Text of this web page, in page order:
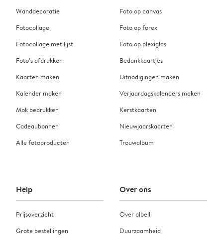
Wanddecoratie
Fotocollage
Fotocollage met lijst
Foto’s afdrukken
Kaarten maken
Kalender maken
Mok bedrukken
Cadeaubonnen
Alle fotoproducten
Foto op canvas
Foto op forex
Foto op plexiglas
Bedankkaartjes
Uitnodigingen maken
Verjaardagskalenders maken
Kerstkaarten
Nieuwjaarskaarten
Trouwalbum
Help
Prijsoverzicht
Grote bestellingen
Over ons
Over albelli
Duurzaamheid